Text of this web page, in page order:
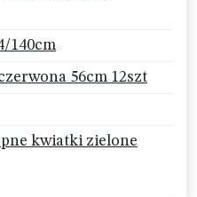
140cm
56cm 12szt
kwiatki zielone